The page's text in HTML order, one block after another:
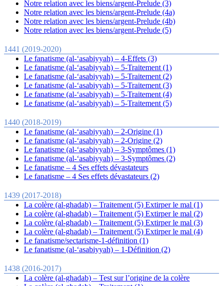
Notre relation avec les biens/argent-Prelude (3)
Notre relation avec les biens/argent-Prelude (4a)
Notre relation avec les biens/argent-Prelude (4b)
Notre relation avec les biens/argent-Prelude (5)
1441 (2019-2020)
Le fanatisme (al-‘asabiyyah) – 4-Effets (3)
Le fanatisme (al-‘asabiyyah) – 5-Traitement (1)
Le fanatisme (al-‘asabiyyah) – 5-Traitement (2)
Le fanatisme (al-‘asabiyyah) – 5-Traitement (3)
Le fanatisme (al-‘asabiyyah) – 5-Traitement (4)
Le fanatisme (al-‘asabiyyah) – 5-Traitement (5)
1440 (2018-2019)
Le fanatisme (al-‘asabiyyah) – 2-Origine (1)
Le fanatisme (al-‘asabiyyah) – 2-Origine (2)
Le fanatisme (al-‘asabiyyah) – 3-Symptômes (1)
Le fanatisme (al-‘asabiyyah) – 3-Symptômes (2)
Le fanatisme – 4 Ses effets dévastateurs
Le fanatisme – 4 Ses effets dévastateurs (2)
1439 (2017-2018)
La colère (al-ghadab) – Traitement (5) Extirper le mal (1)
La colère (al-ghadab) – Traitement (5) Extirper le mal (2)
La colère (al-ghadab) – Traitement (5) Extirper le mal (3)
La colère (al-ghadab) – Traitement (5) Extirper le mal (4)
Le fanatisme/sectarisme-1-définition (1)
Le fanatisme (al-‘asabiyyah) – 1-Définition (2)
1438 (2016-2017)
La colère (al-ghadab) – Test sur l’origine de la colère